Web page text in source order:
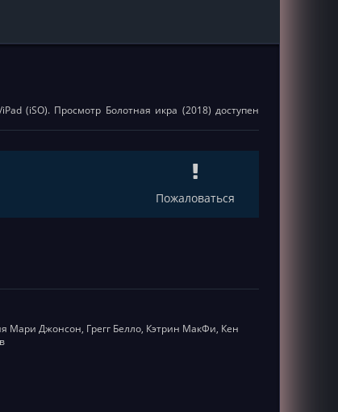
(iSO). Просмотр Болотная икра (2018) доступен
Пожаловаться
Мари Джонсон, Грегг Белло, Кэтрин МакФи, Кен